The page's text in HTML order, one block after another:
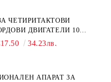
ЧЕТИРИТАКТОВИ
ДВИГАТЕЛИ 10W-
MARINE 08221-999-
34.23лв.
АПАРАТ ЗА